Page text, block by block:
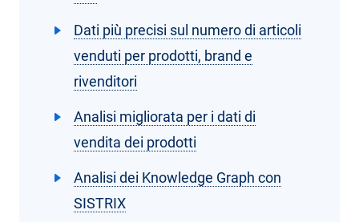
Dati più precisi sul numero di articoli
venduti per prodotti, brand e
rivenditori
Analisi migliorata per i dati di
vendita dei prodotti
Analisi dei Knowledge Graph con
SISTRIX